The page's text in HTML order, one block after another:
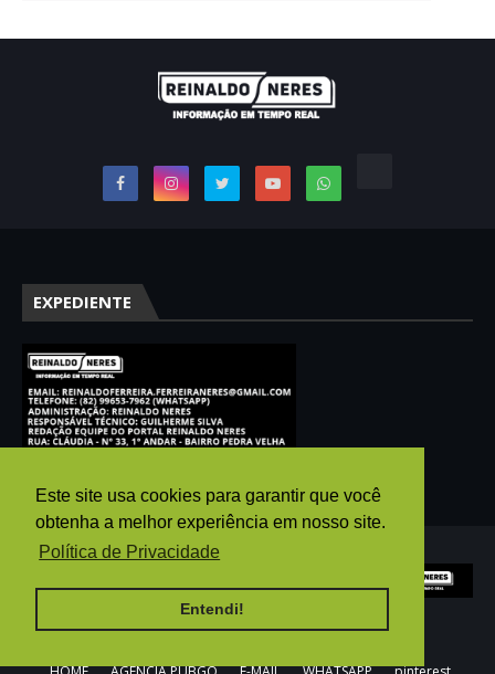
Este site usa cookies para garantir que você
obtenha a melhor experiência em nosso site.
Política de Privacidade
Entendi!
EXPEDIENTE